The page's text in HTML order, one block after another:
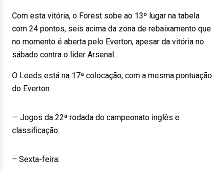
Com esta vitória, o Forest sobe ao 13º lugar na tabela
com 24 pontos, seis acima da zona de rebaixamento que
no momento é aberta pelo Everton, apesar da vitória no
sábado contra o líder Arsenal.
O Leeds está na 17ª colocação, com a mesma pontuação
do Everton.
— Jogos da 22ª rodada do campeonato inglês e
classificação:
– Sexta-feira: